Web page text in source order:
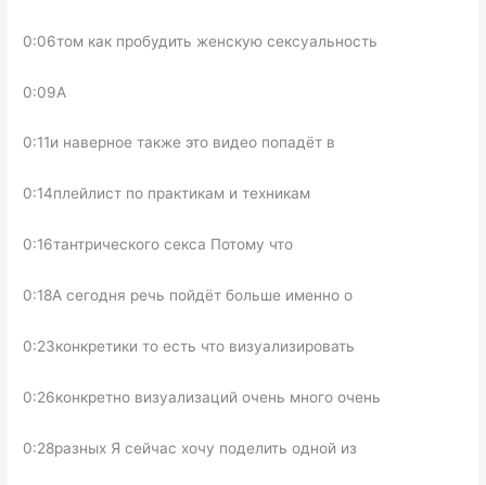
0:06том как пробудить женскую сексуальность
0:09А
0:11и наверное также это видео попадёт в
0:14плейлист по практикам и техникам
0:16тантрического секса Потому что
0:18А сегодня речь пойдёт больше именно о
0:23конкретики то есть что визуализировать
0:26конкретно визуализаций очень много очень
0:28разных Я сейчас хочу поделить одной из